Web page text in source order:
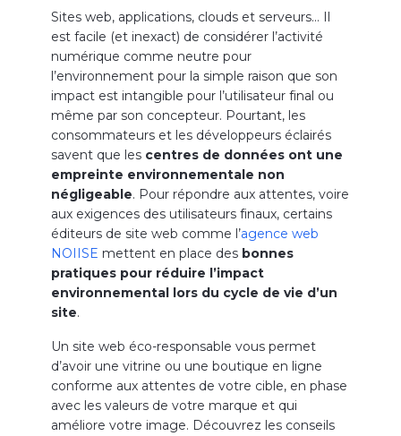
Sites web, applications, clouds et serveurs… Il
est facile (et inexact) de considérer l’activité
numérique comme neutre pour
l’environnement pour la simple raison que son
impact est intangible pour l’utilisateur final ou
même par son concepteur. Pourtant, les
consommateurs et les développeurs éclairés
savent que les centres de données ont une
empreinte environnementale non
négligeable. Pour répondre aux attentes, voire
aux exigences des utilisateurs finaux, certains
éditeurs de site web comme l’agence web
NOIISE mettent en place des bonnes
pratiques pour réduire l’impact
environnemental lors du cycle de vie d’un
site.
Un site web éco-responsable vous permet
d’avoir une vitrine ou une boutique en ligne
conforme aux attentes de votre cible, en phase
avec les valeurs de votre marque et qui
améliore votre image. Découvrez les conseils